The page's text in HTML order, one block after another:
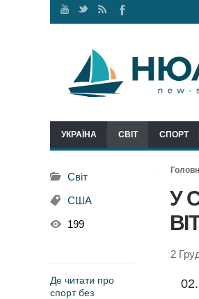
Ми
Facebook
RSS
стрічка
Ми
Twitter
Наш
канал
Youtube
УКРАЇНА СВІТ СПОРТ
У
2
Світ
США
199
Де читати про
спорт без